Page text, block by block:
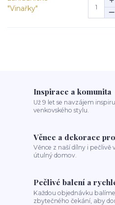
Inspirace a komunita
Už 9 let se navzájem
venkovského stylu.
Věnce a dekorace
Věnce z naší dílny i pečlivě
útulný domov.
Pečlivé balení a
Každou objednávku
zbytečného čekání, aby